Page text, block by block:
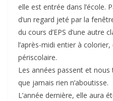
elle est entrée dans l’école.
d’un regard jeté par la
du cours d’EPS d’une autre
l’après-midi entier à
périscolaire.
Les années passent et
que jamais rien n’aboutisse.
L’année dernière, elle aura